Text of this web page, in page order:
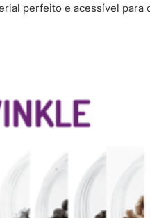
perfeito e acessível